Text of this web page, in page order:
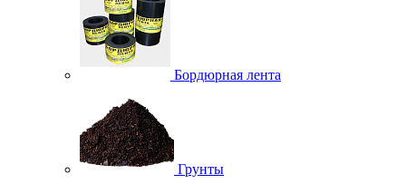
Бордюрная лента
Грунты